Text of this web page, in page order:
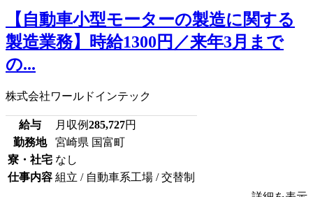
【自動車小型モーターの製造に関する
製造業務】時給1300円／来年3月まで
の...
株式会社ワールドインテック
給与 月収例285,727円
勤務地
宮崎県 国富町
寮・社宅 なし
仕事内容 組立 / 自動車系工場 / 交替制